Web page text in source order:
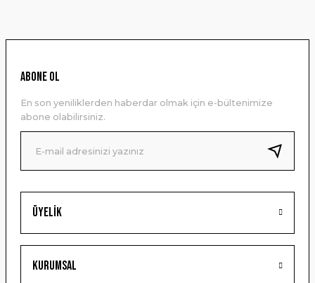
Ürün resmi kalitesiz, bozuk veya görüntülenemiyor.
Ürün bilgilerinde hatalar bulunuyor.
Ürün fiyatı diğer sitelerden daha pahalı.
Bu ürüne benzer farklı alternatifler olmalı.
Gönder
Üyelik
Kurumsal
ABONE OL
En son yeniliklerden haberdar olmak için e-bültenimize
abone olabilirsiniz.